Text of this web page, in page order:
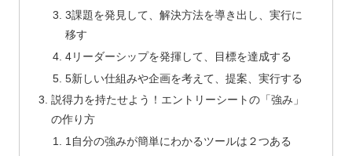
3課題を発見して、解決方法を導き出し、実行に
移す
4リーダーシップを発揮して、目標を達成する
5新しい仕組みや企画を考えて、提案、実行する
説得力を持たせよう！エントリーシートの「強み」
の作り方
1自分の強みが簡単にわかるツールは２つある